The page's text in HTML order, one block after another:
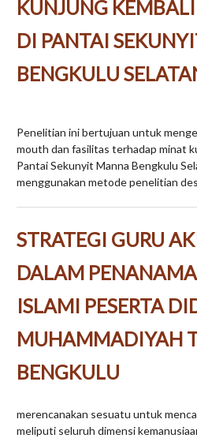
KUNJUNG
DI PANTAI
BENGKULU
Penelitian ini bertujuan untuk
mouth dan fasilitas terhadap minat
Pantai Sekunyit Manna Bengkulu
menggunakan metode penelitian
STRATEGI GURU
DALAM
ISLAMI PESERTA
MUHAMMADIYAH
BENGKULU
merencanakan sesuatu untuk
meliputi seluruh dimensi